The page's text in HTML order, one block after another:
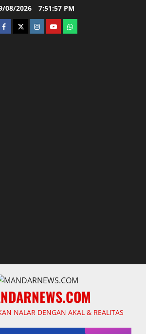
08/2026 7:51:58 PM
facebooktwitterinstagram.com
youtubewhatsapp
NALAR DENGAN AKAL & REALITAS